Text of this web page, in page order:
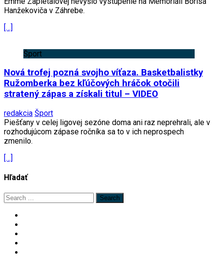
Hanžekoviča v Záhrebe.
[…]
Šport
Nová trofej pozná svojho víťaza. Basketbalistky
Ružomberka bez kľúčových hráčok otočili
stratený zápas a získali titul – VIDEO
redakcia Šport
Piešťany v celej ligovej sezóne doma ani raz neprehrali, ale v
rozhodujúcom zápase ročníka sa to v ich neprospech
zmenilo.
[…]
Hľadať
Search
for: